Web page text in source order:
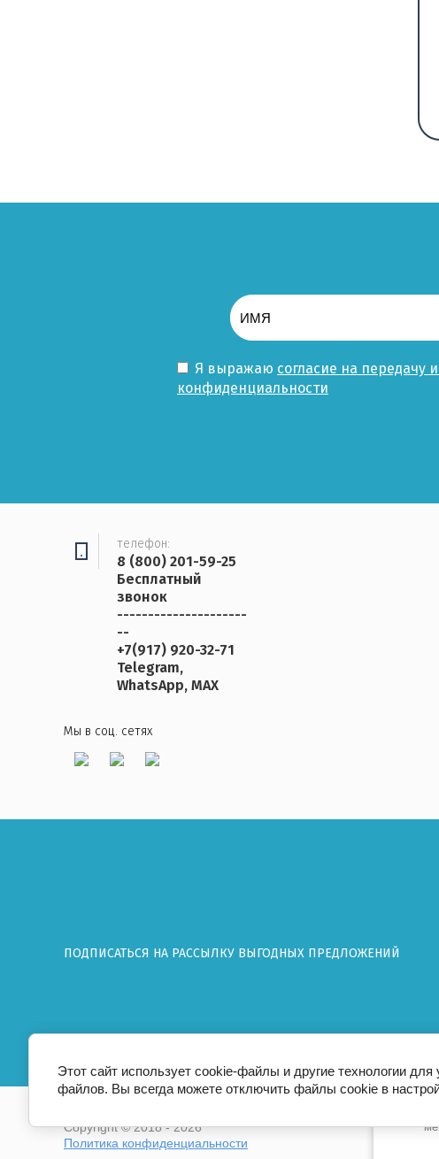
Я выражаю согласие на передачу
конфиденциальности
телефон:
8 (800) 201-59-25
Бесплатный
звонок
---------------------
--
+7(917) 920-32-71
Telegram,
WhatsApp, MAX
Мы в соц. сетях
ПОДПИСАТЬСЯ НА РАССЫЛКУ ВЫГОДНЫХ ПРЕДЛОЖЕНИЙ
Copyright © 2018 - 2026
Политика конфиденциальности
Этот сайт использует cookie-файлы и другие технологии
файлов. Вы всегда можете отключить файлы cookie в